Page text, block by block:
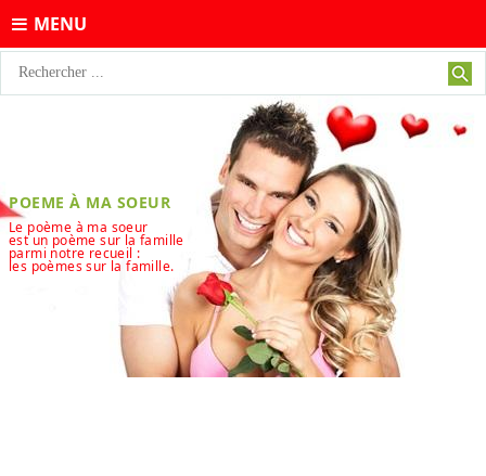
MENU
POEME À MA SOEUR
Le poème à ma soeur
est un poème sur la famille
parmi notre recueil :
les poèmes sur la famille.